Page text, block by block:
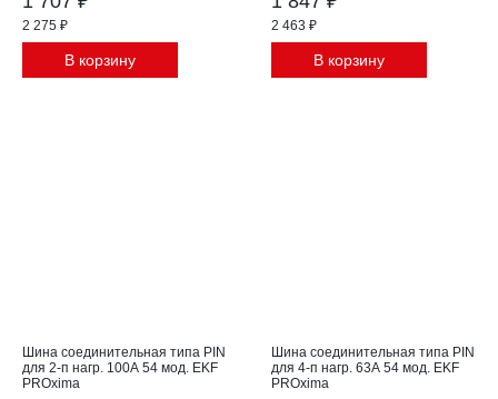
2 275 ₽
В корзину
2 463 ₽
В корзину
Шина соединительная типа PIN
для 2-п нагр. 100А 54 мод. EKF
PROxima
Шина соединительная типа PIN
для 4-п нагр. 63А 54 мод. EKF
PROxima